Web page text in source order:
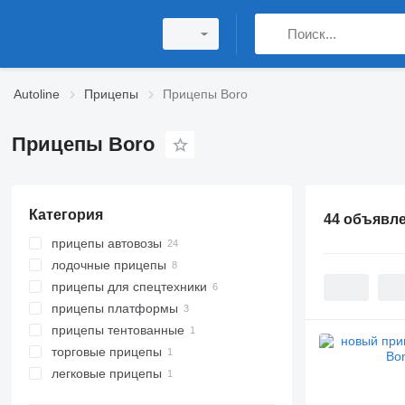
Autoline Прицепы Прицепы Boro
Прицепы Boro
Категория
прицепы автовозы
лодочные прицепы
прицепы для спецтехники
прицепы платформы
прицепы тентованные
торговые прицепы
легковые прицепы
44